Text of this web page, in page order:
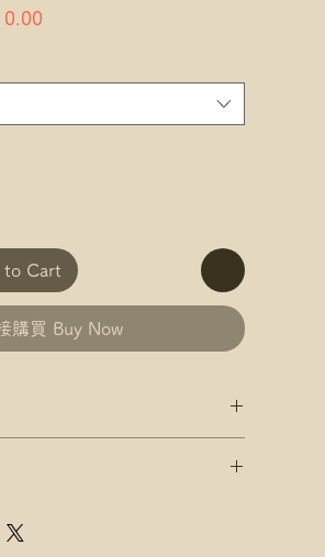
to Cart
購買 Buy Now
易寄取 運費
易寄取 運費